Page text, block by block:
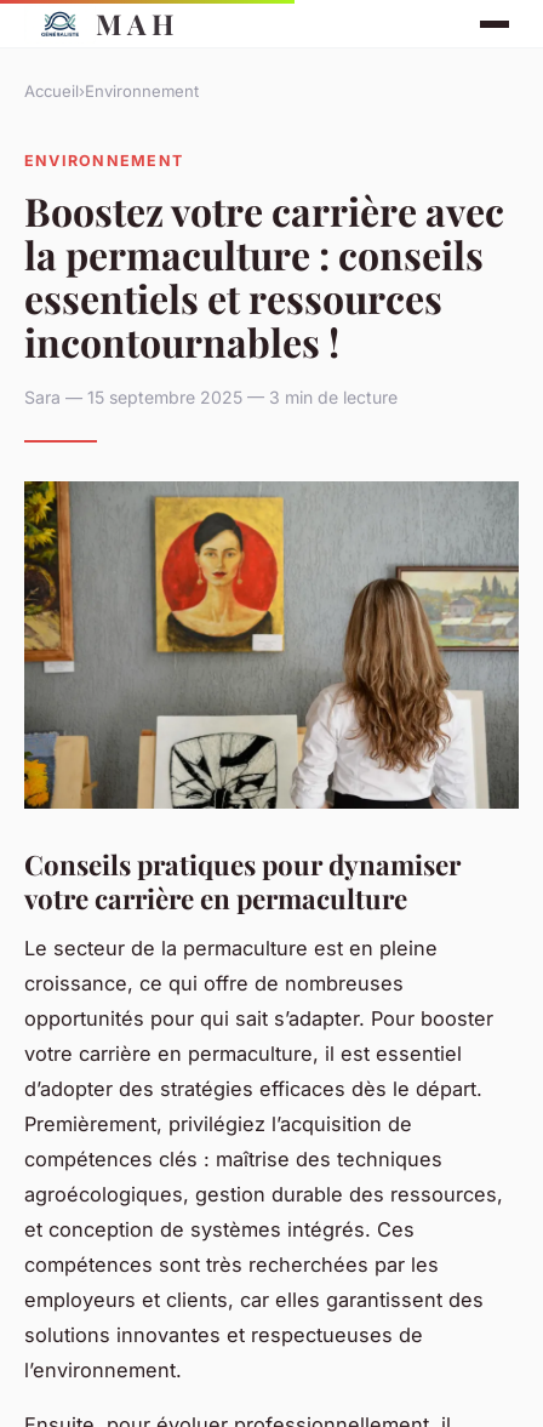
M A H
Accueil›Environnement
ENVIRONNEMENT
Boostez votre carrière avec
la permaculture : conseils
essentiels et ressources
incontournables !
Sara — 15 septembre 2025 — 3 min de lecture
Conseils pratiques pour dynamiser
votre carrière en permaculture
Le secteur de la permaculture est en pleine
croissance, ce qui offre de nombreuses
opportunités pour qui sait s’adapter. Pour booster
votre carrière en permaculture, il est essentiel
d’adopter des stratégies efficaces dès le départ.
Premièrement, privilégiez l’acquisition de
compétences clés : maîtrise des techniques
agroécologiques, gestion durable des ressources,
et conception de systèmes intégrés. Ces
compétences sont très recherchées par les
employeurs et clients, car elles garantissent des
solutions innovantes et respectueuses de
l’environnement.